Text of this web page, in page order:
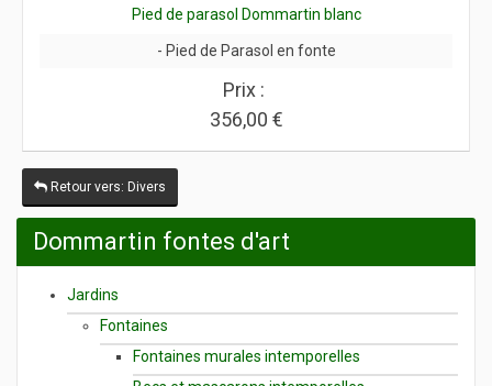
Pied de parasol Dommartin blanc
- Pied de Parasol en fonte
Prix :
356,00 €
Retour vers: Divers
Dommartin fontes d'art
Jardins
Fontaines
Fontaines murales intemporelles